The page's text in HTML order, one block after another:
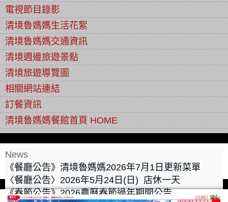
電視節目錄影
清境魯媽媽生活花絮
清境魯媽媽交通資訊
清境週邊旅遊景點
清境旅遊導覽圖
相關網站連結
訂餐資訊
清境魯媽媽餐館首頁 HOME
News
《餐廳公告》清境魯媽媽2026年7月1日更新菜單
〈餐廳公告〉2026年5月24日(日) 店休一天
《春節公告》2026農曆春節過年期間公告